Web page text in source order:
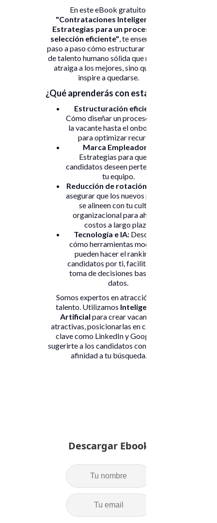
En este eBook gratuito,
"Contrataciones Inteligentes:
Estrategias para un proceso de
selección eficiente", te enseñamos
paso a paso cómo estructurar un área
de talento humano sólida que no solo
atraiga a los mejores, sino que los
inspire a quedarse.
¿Qué aprenderás con esta guía?
Estructuración eficiente:
Cómo diseñar un proceso desde
la vacante hasta el onboarding
para optimizar recursos.
Marca Empleadora:
Estrategias para que los
candidatos deseen pertenecer a
tu equipo.
Reducción de rotación:
asegurar que los nuevos perfiles
se alineen con tu cultura
organizacional para ahorrar
costos a largo plazo.
Tecnología e IA:Descubre
cómo herramientas modernas
pueden hacer el ranking de
candidatos por ti, facilitando la
toma de decisiones basada en
datos.
Somos expertos en atracción de
talento. Utilizamos Inteligencia
Artificial para crear vacantes
atractivas, posicionarlas en canales
clave como LinkedIn y Google, y
sugerirte a los candidatos con mayor
afinidad a tu búsqueda.